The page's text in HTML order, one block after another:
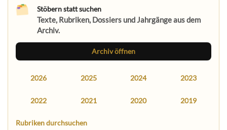
Stöbern statt suchen
Texte, Rubriken, Dossiers und Jahrgänge aus dem
Archiv.
Archiv öffnen
2026 2025 2024 2023
2022 2021 2020 2019
Rubriken durchsuchen